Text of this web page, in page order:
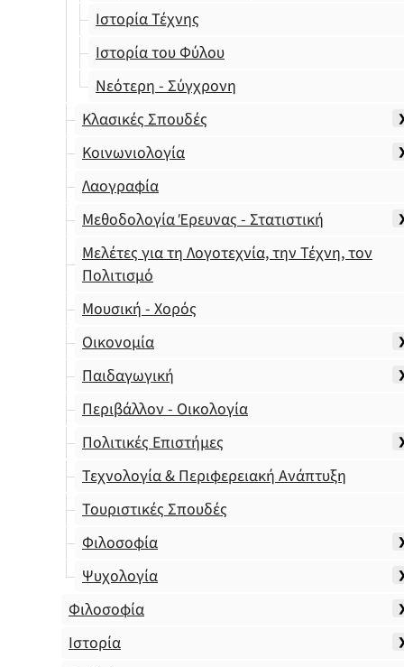
Ιστορία Τέχνης
Ιστορία του Φύλου
Νεότερη - Σύγχρονη
Κλασικές Σπουδές
Κοινωνιολογία
Λαογραφία
Μεθοδολογία Έρευνας - Στατιστική
Μελέτες για τη Λογοτεχνία, την Τέχνη, τον
Πολιτισμό
Μουσική - Χορός
Οικονομία
Παιδαγωγική
Περιβάλλον - Οικολογία
Πολιτικές Επιστήμες
Τεχνολογία & Περιφερειακή Ανάπτυξη
Τουριστικές Σπουδές
Φιλοσοφία
Ψυχολογία
Φιλοσοφία
Ιστορία